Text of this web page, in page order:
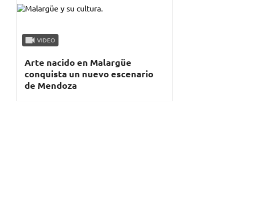
VIDEO
Arte nacido en Malargüe
conquista un nuevo escenario
de Mendoza